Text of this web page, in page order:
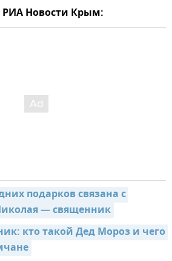
Новости Крым:
подарков связана с
— священник
кто такой Дед Мороз и чего